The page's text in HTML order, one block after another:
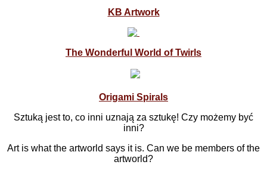
KB Artwork
The Wonderful World of Twirls
Origami Spirals
Sztuką jest to, co inni uznają za sztukę! Czy możemy być
inni?
Art is what the artworld says it is. Can we be members of the
artworld?